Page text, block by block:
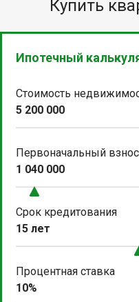
Купить
Ипотечный
Стоимость
5 200 000
Первоначальный взнос
1 040 000
Срок кредитования
15 лет
Процентная ставка
10%